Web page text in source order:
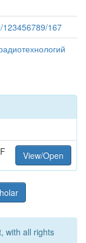
123456789/167
View/Open
with all rights